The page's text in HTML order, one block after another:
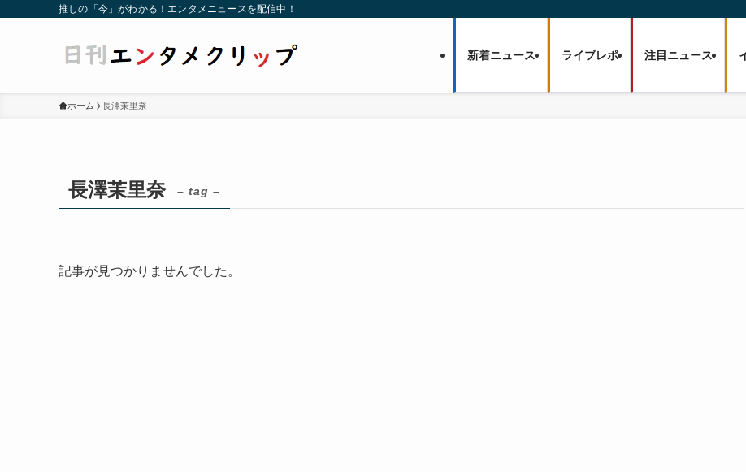
推しの「今」がわかる！エンタメニュースを配信中！
新着ニュース ライブレポ 注目ニュース
ホーム 長澤茉里奈
長澤茉里奈 – tag –
記事が見つかりませんでした。